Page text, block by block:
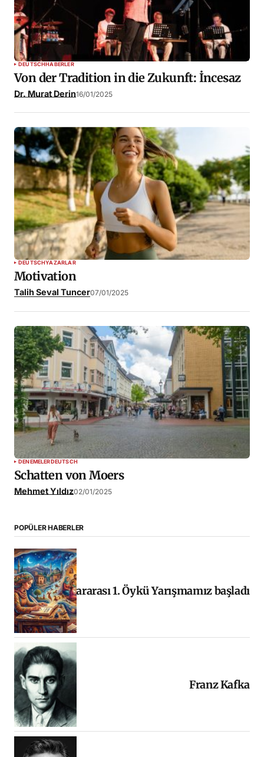
DEUTSCHHABERLER
Von der Tradition in die Zukunft: İncesaz
Dr. Murat Derin16/01/2025
DEUTSCHYAZARLAR
Motivation
Talih Seval Tuncer07/01/2025
DENEMELERDEUTSCH
Schatten von Moers
Mehmet Yıldız02/01/2025
POPÜLER HABERLER
Uluslararası 1. Öykü Yarışmamız başladı
Franz Kafka